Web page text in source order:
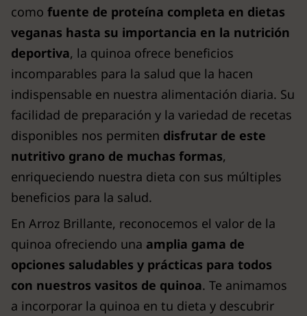
como fuente de proteína completa en dietas
veganas hasta su importancia en la nutrición
deportiva, la quinoa ofrece beneficios
incomparables para la salud que la hacen
indispensable en nuestra alimentación diaria. Su
facilidad de preparación y la variedad de recetas
disponibles nos permiten disfrutar de este
nutritivo grano de muchas formas,
enriqueciendo nuestra dieta con sus múltiples
beneficios para la salud.
En Arroz Brillante, reconocemos el valor de la
quinoa ofreciendo una amplia gama de
opciones saludables y prácticas para todos
con nuestros vasitos de quinoa. Te animamos
a incorporar la quinoa en tu dieta y descubrir